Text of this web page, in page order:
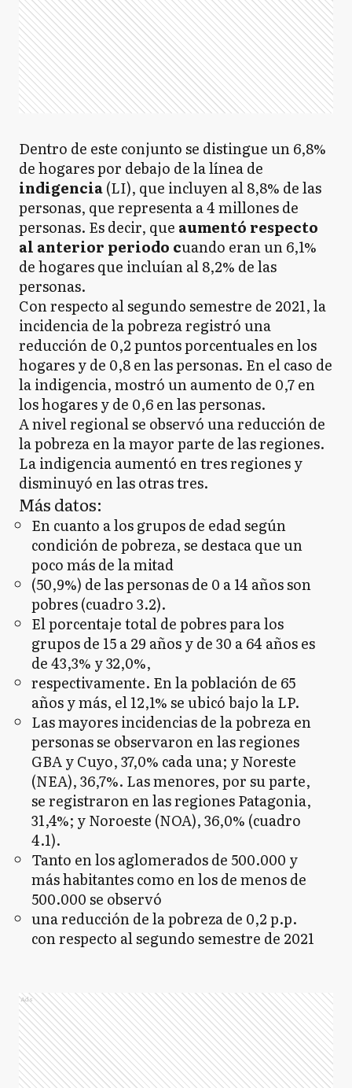
Dentro de este conjunto se distingue un 6,8%
de hogares por debajo de la línea de
indigencia(LI), que incluyen al 8,8% de las
personas, que representa a 4 millones de
personas. Es decir, que aumentó respecto
al anterior periodo cuando eran un 6,1%
de hogares que incluían al 8,2% de las
personas.
Con respecto al segundo semestre de 2021, la
incidencia de la pobreza registró una
reducción de 0,2 puntos porcentuales en los
hogares y de 0,8 en las personas. En el caso de
la indigencia, mostró un aumento de 0,7 en
los hogares y de 0,6 en las personas.
A nivel regional se observó una reducción de
la pobreza en la mayor parte de las regiones.
La indigencia aumentó en tres regiones y
disminuyó en las otras tres.
Más datos:
En cuanto a los grupos de edad según
condición de pobreza, se destaca que un
poco más de la mitad
(50,9%) de las personas de 0 a 14 años son
pobres (cuadro 3.2).
El porcentaje total de pobres para los
grupos de 15 a 29 años y de 30 a 64 años es
de 43,3% y 32,0%,
respectivamente. En la población de 65
años y más, el 12,1% se ubicó bajo la LP.
Las mayores incidencias de la pobreza en
personas se observaron en las regiones
GBA y Cuyo, 37,0% cada una; y Noreste
(NEA), 36,7%. Las menores, por su parte,
se registraron en las regiones Patagonia,
31,4%; y Noroeste (NOA), 36,0% (cuadro
4.1).
Tanto en los aglomerados de 500.000 y
más habitantes como en los de menos de
500.000 se observó
una reducción de la pobreza de 0,2 p.p.
con respecto al segundo semestre de 2021
Ads